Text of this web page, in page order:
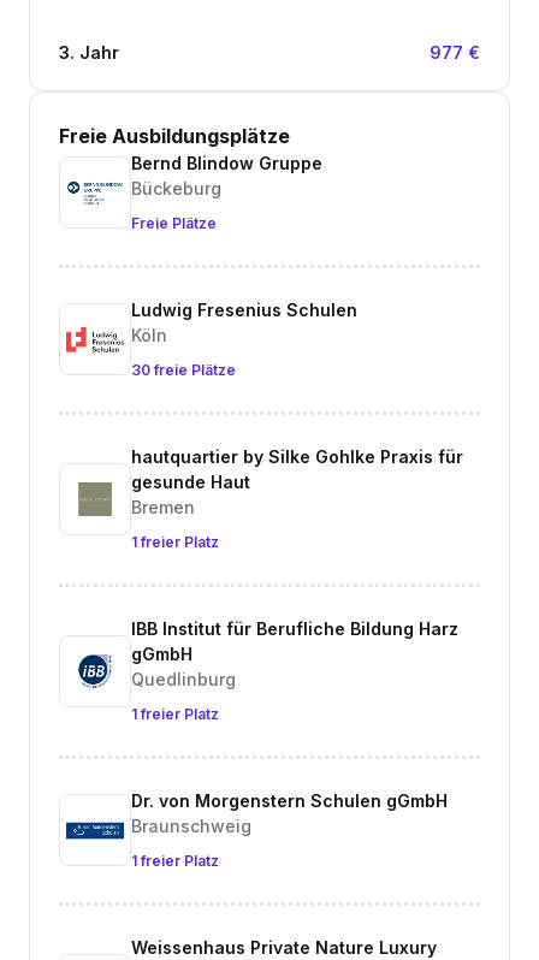
3. Jahr 977 €
Freie Ausbildungsplätze
Bernd Blindow Gruppe
Bückeburg
Freie Plätze
Ludwig Fresenius Schulen
Köln
30 freie Plätze
hautquartier by Silke Gohlke Praxis für
gesunde Haut
Bremen
1 freier Platz
IBB Institut für Berufliche Bildung Harz
gGmbH
Quedlinburg
1 freier Platz
Dr. von Morgenstern Schulen gGmbH
Braunschweig
1 freier Platz
Weissenhaus Private Nature Luxury